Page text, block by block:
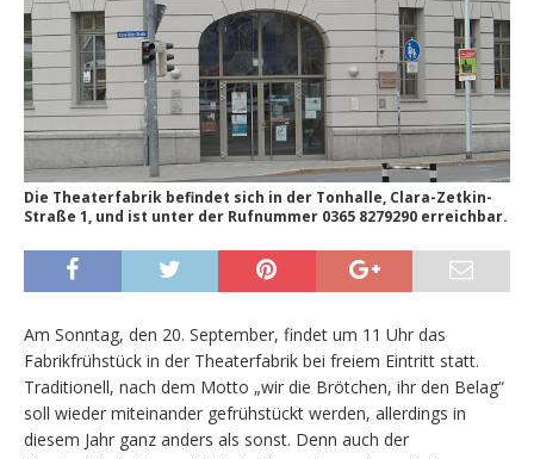
Die Theaterfabrik befindet sich in der Tonhalle, Clara-Zetkin-
Straße 1, und ist unter der Rufnummer 0365 8279290 erreichbar.
Am Sonntag, den 20. September, findet um 11 Uhr das
Fabrikfrühstück in der Theaterfabrik bei freiem Eintritt statt.
Traditionell, nach dem Motto „wir die Brötchen, ihr den Belag“
soll wieder miteinander gefrühstückt werden, allerdings in
diesem Jahr ganz anders als sonst. Denn auch der